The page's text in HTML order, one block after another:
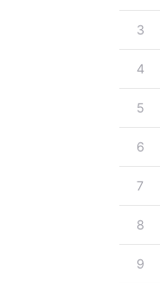
3
4
5
6
7
8
9